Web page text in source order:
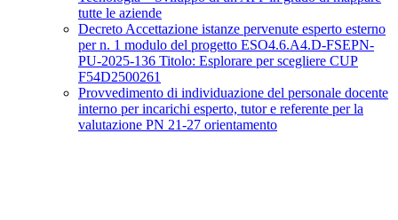
tutte le aziende
Decreto Accettazione istanze pervenute esperto esterno
per n. 1 modulo del progetto ESO4.6.A4.D-FSEPN-
PU-2025-136 Titolo: Esplorare per scegliere CUP
F54D2500261
Provvedimento di individuazione del personale docente
interno per incarichi esperto, tutor e referente per la
valutazione PN 21-27 orientamento